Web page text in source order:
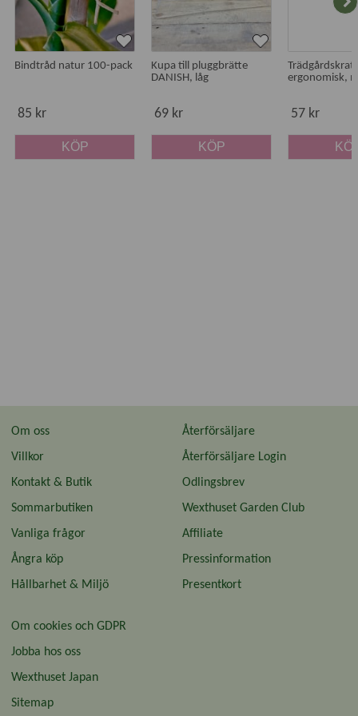
Bindtråd natur 100-pack
85 kr
KÖP
Kupa till pluggbrätte
DANISH, låg
69 kr
KÖP
ergonomisk,
57 kr
Om oss
Villkor
Kontakt & Butik
Sommarbutiken
Vanliga frågor
Ångra köp
Hållbarhet & Miljö
Återförsäljare
Återförsäljare Login
Odlingsbrev
Wexthuset Garden Club
Affiliate
Pressinformation
Presentkort
Om cookies och GDPR
Jobba hos oss
Wexthuset Japan
Sitemap